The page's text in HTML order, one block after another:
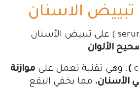
الاسنان
يعمل السيروم ( serum ) على تبييض الأسنان
الألوان
) . وهي تقنية تعمل على موازنة
الأسنان، مما يخفي البقع